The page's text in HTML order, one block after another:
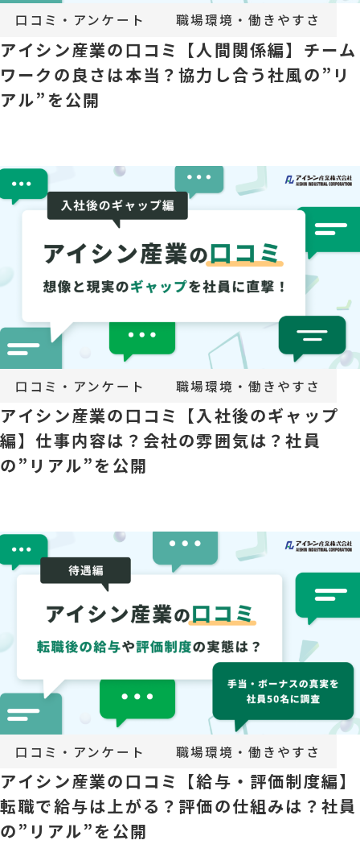
口コミ・アンケート 職場環境・働きやすさ
アイシン産業の口コミ【人間関係編】チーム
ワークの良さは本当？協力し合う社風の”リ
アル”を公開
口コミ・アンケート 職場環境・働きやすさ
アイシン産業の口コミ【入社後のギャップ
編】仕事内容は？会社の雰囲気は？社員
の”リアル”を公開
口コミ・アンケート 職場環境・働きやすさ
アイシン産業の口コミ【給与・評価制度編】
転職で給与は上がる？評価の仕組みは？社員
の”リアル”を公開